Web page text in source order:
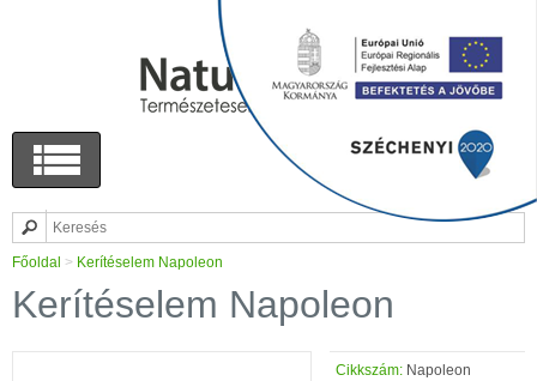
Főoldal > Kerítéselem Napoleon
Kerítéselem Napoleon
Cikkszám: Napoleon